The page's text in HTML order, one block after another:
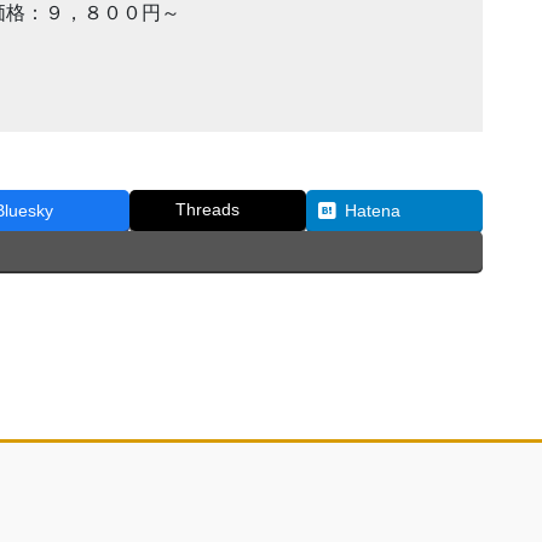
：９，８００円～
Threads Hatena